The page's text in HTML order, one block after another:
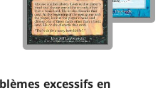
excessifs en